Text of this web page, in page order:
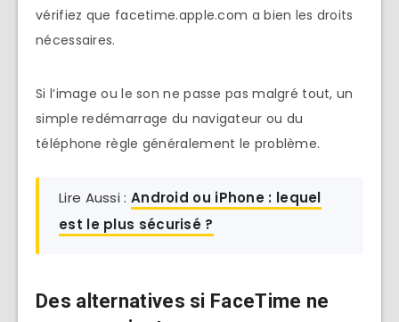
vérifiez que facetime.apple.com a bien les droits
nécessaires.
Si l’image ou le son ne passe pas malgré tout, un
simple redémarrage du navigateur ou du
téléphone règle généralement le problème.
Lire Aussi : Android ou iPhone : lequel
est le plus sécurisé ?
Des alternatives si FaceTime ne